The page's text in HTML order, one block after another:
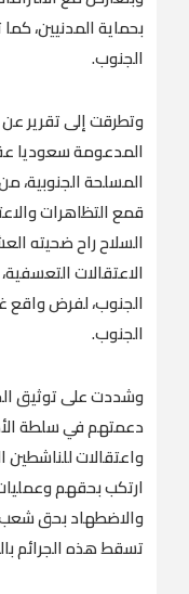
بحماية المدنيين،
الجنوب.
وتطرقت إلى تقرير
المدعومة سعوديا
المسلحة الجنوبية،
قمع التظاهرات
السلاح راح ضحيته
الاعتقالات
الجنوب، لفرض واقع
الجنوب.
وشددت على توثيق
دعمتهم في سلطة
واعتقالات للناشطين
ارتكب بحقهم
والاضطهاد بحق شعب
تسقط هذه الجرائم